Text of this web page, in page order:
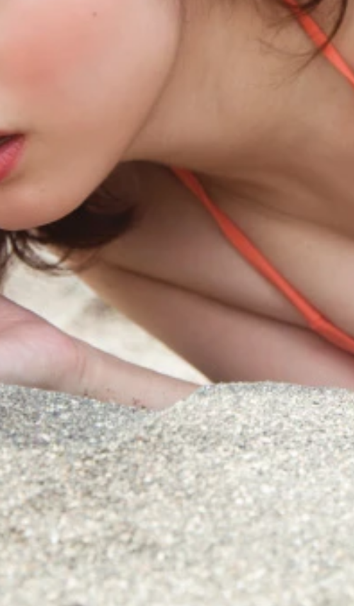
タ）」はローマで撮り下ろし。刺激的な胸のわしづかみポーズまで…
したホテルは、暖房がなかなかきかず、すっごく寒かったとか
したホテルは、暖房がなかなかきかず、すっごく寒かったとか